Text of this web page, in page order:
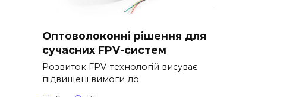
Оптоволоконні рішення для
сучасних FPV-систем
Розвиток FPV-технологій висуває
підвищені вимоги до